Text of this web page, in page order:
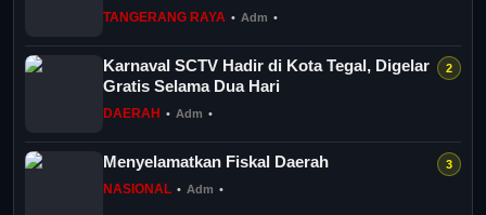
Komunitas
TANGERANG RAYA • Adm •
Karnaval SCTV Hadir di Kota Tegal, Digelar
Gratis Selama Dua Hari
DAERAH • Adm •
Menyelamatkan Fiskal Daerah
NASIONAL • Adm •